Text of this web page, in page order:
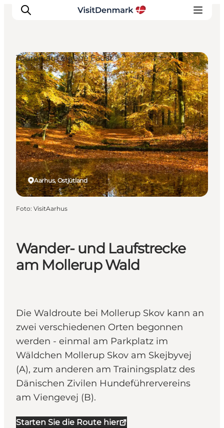
Inspiration
Regionen
Erlebnisse
Unterkünfte
Reiseplanung
Wander- und Laufstrecke
am Mollerup Wald
Die Waldroute bei Mollerup Skov kann an
zwei verschiedenen Orten begonnen
werden - einmal am Parkplatz im
Wäldchen Mollerup Skov am Skejbyvej
(A), zum anderen am Trainingsplatz des
Dänischen Zivilen Hundeführervereins
am Viengevej (B).
Starten Sie die Route hier
Aarhus, Ostjütland
Touren auf eigene Faust
Foto: VisitAarhus